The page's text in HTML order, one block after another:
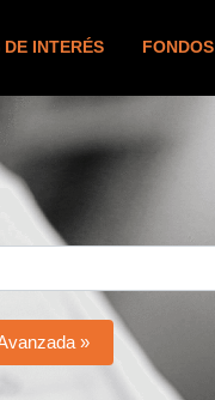
DE INTERÉS FONDOS
»